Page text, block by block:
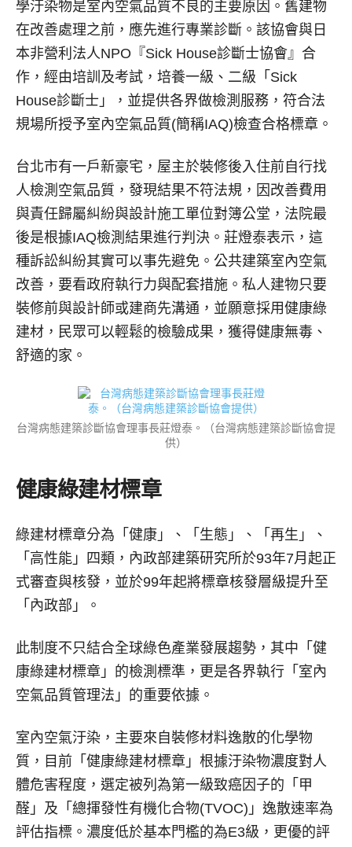
學汙染物是室內空氣品質不良的主要原因。舊建物
在改善處理之前，應先進行專業診斷。該協會與日
本非營利法人NPO『Sick House診斷士協會』合
作，經由培訓及考試，培養一級、二級「Sick
House診斷士」，並提供各界做檢測服務，符合法
規場所授予室內空氣品質(簡稱IAQ)檢查合格標章。
台北市有一戶新豪宅，屋主於裝修後入住前自行找
人檢測空氣品質，發現結果不符法規，因改善費用
與責任歸屬糾紛與設計施工單位對簿公堂，法院最
後是根據IAQ檢測結果進行判決。莊燈泰表示，這
種訴訟糾紛其實可以事先避免。公共建築室內空氣
改善，要看政府執行力與配套措施。私人建物只要
裝修前與設計師或建商先溝通，並願意採用健康綠
建材，民眾可以輕鬆的檢驗成果，獲得健康無毒、
舒適的家。
台灣病態建築診斷協會理事長莊燈泰。（台灣病態建築診斷協會提
供）
健康綠建材標章
綠建材標章分為「健康」、「生態」、「再生」、
「高性能」四類，內政部建築研究所於93年7月起正
式審查與核發，並於99年起將標章核發層級提升至
「內政部」。
此制度不只結合全球綠色產業發展趨勢，其中「健
康綠建材標章」的檢測標準，更是各界執行「室內
空氣品質管理法」的重要依據。
室內空氣汙染，主要來自裝修材料逸散的化學物
質，目前「健康綠建材標章」根據汙染物濃度對人
體危害程度，選定被列為第一級致癌因子的「甲
醛」及「總揮發性有機化合物(TVOC)」逸散速率為
評估指標。濃度低於基本門檻的為E3級，更優的評